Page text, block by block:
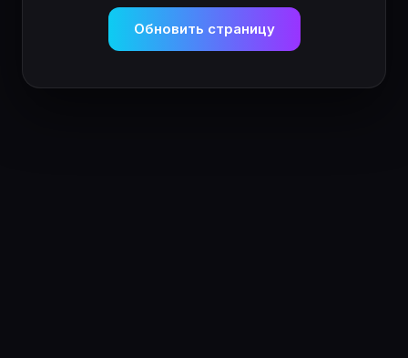
Обновить страницу